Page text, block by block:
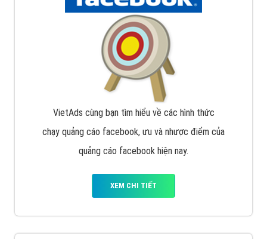
Quảng cáo trên Google
Google Ads là hình thức quảng cáo của Google được